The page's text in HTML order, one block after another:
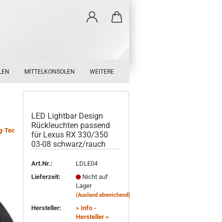
MITTELKONSOLEN WEITERE
Tec
LED Lightbar Design
Rückleuchten passend
für Lexus RX 330/350
03-08 schwarz/rauch
Art.Nr.:
LDLE04
Lieferzeit:
Nicht auf
Lager
(Ausland abweichend)
Hersteller:
» Info -
Hersteller «